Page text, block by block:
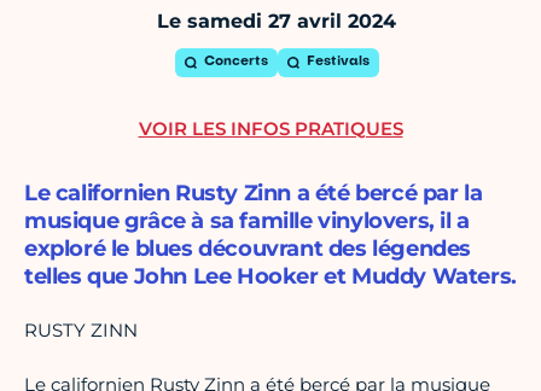
Le samedi 27 avril 2024
Concerts Festivals
Le californien Rusty Zinn a été bercé par la
musique grâce à sa famille vinylovers, il a
exploré le blues découvrant des légendes
telles que John Lee Hooker et Muddy Waters.
RUSTY ZINN
Le californien Rusty Zinn a été bercé par la musique
VOIR LES INFOS PRATIQUES